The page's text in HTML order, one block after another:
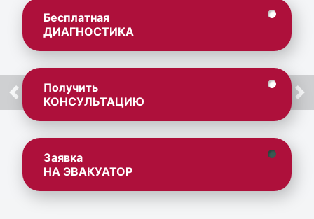
Бесплатная
ДИАГНОСТИКА
Получить
КОНСУЛЬТАЦИЮ
Заявка
НА ЭВАКУАТОР